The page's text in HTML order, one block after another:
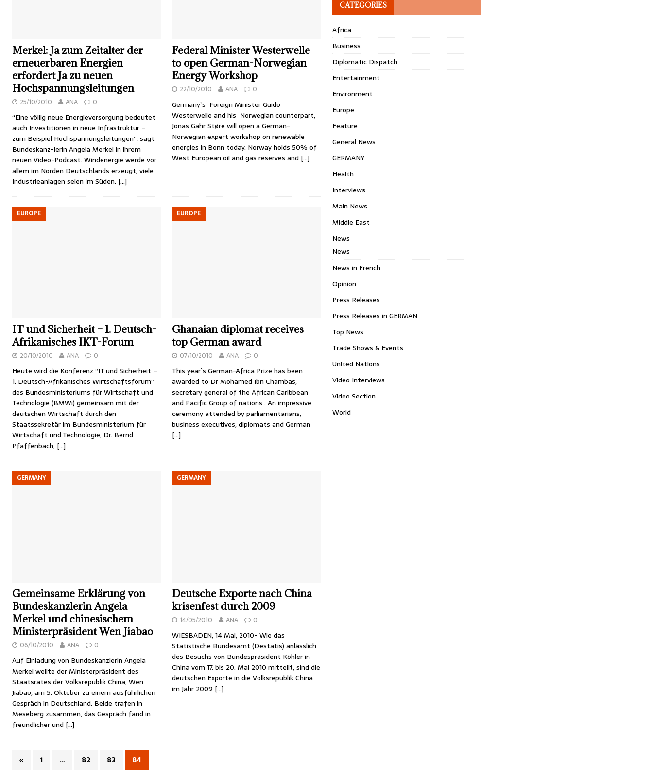
Merkel: Ja zum Zeitalter der
erneuerbaren Energien
erfordert Ja zu neuen
Hochspannungsleitungen
25/10/2010 ANA 0
“Eine völlig neue Energieversorgung bedeutet
auch Investitionen in neue Infrastruktur –
zum Beispiel Hochspannungsleitungen”, sagt
Bundeskanz-lerin Angela Merkel in ihrem
neuen Video-Podcast. Windenergie werde vor
allem im Norden Deutschlands erzeugt, viele
Industrieanlagen seien im Süden. […]
Federal Minister Westerwelle
to open German-Norwegian
Energy Workshop
22/10/2010 ANA 0
Germany`s Foreign Minister Guido
Westerwelle and his Norwegian counterpart,
Jonas Gahr Støre will open a German-
Norwegian expert workshop on renewable
energies in Bonn today. Norway holds 50% of
West European oil and gas reserves and […]
EUROPE
IT und Sicherheit – 1. Deutsch-
Afrikanisches IKT-Forum
20/10/2010 ANA 0
Heute wird die Konferenz “IT und Sicherheit –
1. Deutsch-Afrikanisches Wirtschaftsforum”
des Bundesministeriums für Wirtschaft und
Technologie (BMWi) gemeinsam mit der
deutschen Wirtschaft durch den
Staatssekretär im Bundesministerium für
Wirtschaft und Technologie, Dr. Bernd
Pfaffenbach, […]
EUROPE
Ghanaian diplomat receives
top German award
07/10/2010 ANA 0
This year`s German-Africa Prize has been
awarded to Dr Mohamed Ibn Chambas,
secretary general of the African Caribbean
and Pacific Group of nations . An impressive
ceremony attended by parliamentarians,
business executives, diplomats and German
[…]
GERMANY
Gemeinsame Erklärung von
Bundeskanzlerin Angela
Merkel und chinesischem
Ministerpräsident Wen Jiabao
06/10/2010 ANA 0
Auf Einladung von Bundeskanzlerin Angela
Merkel weilte der Ministerpräsident des
Staatsrates der Volksrepublik China, Wen
Jiabao, am 5. Oktober zu einem ausführlichen
Gespräch in Deutschland. Beide trafen in
Meseberg zusammen, das Gespräch fand in
freundlicher und […]
GERMANY
Deutsche Exporte nach China
krisenfest durch 2009
14/05/2010 ANA 0
WIESBADEN, 14 Mai, 2010- Wie das
Statistische Bundesamt (Destatis) anlässlich
des Besuchs von Bundespräsident Köhler in
China vom 17. bis 20. Mai 2010 mitteilt, sind die
deutschen Exporte in die Volksrepublik China
im Jahr 2009 […]
« 1 … 82 83 84
CATEGORIES
Africa
Business
Diplomatic Dispatch
Entertainment
Environment
Europe
Feature
General News
GERMANY
Health
Interviews
Main News
Middle East
News
News
News in French
Opinion
Press Releases
Press Releases in GERMAN
Top News
Trade Shows & Events
United Nations
Video Interviews
Video Section
World